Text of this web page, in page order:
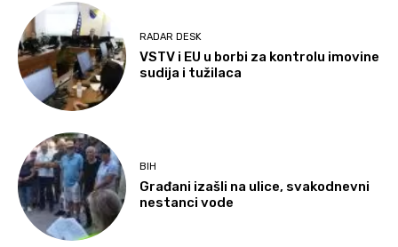
RADAR DESK
VSTV i EU u borbi za kontrolu imovine
sudija i tužilaca
BIH
Građani izašli na ulice, svakodnevni
nestanci vode